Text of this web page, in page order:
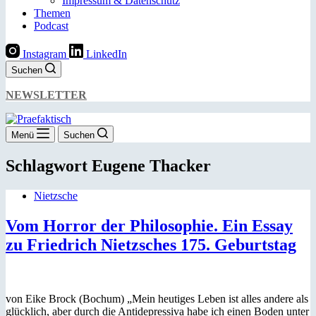
Themen
Podcast
Instagram LinkedIn
Suchen
NEWSLETTER
Menü Suchen
Schlagwort Eugene Thacker
Nietzsche
Vom Horror der Philosophie. Ein Essay
zu Friedrich Nietzsches 175. Geburtstag
von Eike Brock (Bochum) „Mein heutiges Leben ist alles andere als
glücklich, aber durch die Antidepressiva habe ich einen Boden unter